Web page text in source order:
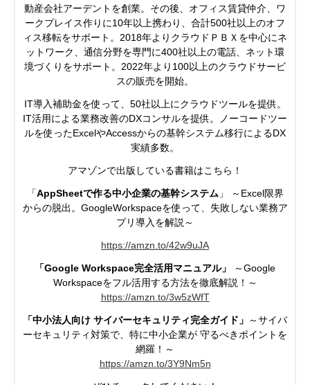
動産会社アーデントを創業。その後、オフィス賃貸仲介、ワ
ークプレイス作りに10年以上携わり、合計500社以上のオフ
ィス移転をサポート。2018年よりクラウドＰＢＸを中心にネ
ットワーク、通信分野を専門に400社以上の電話、ネット環
境づくりをサポート。2022年より100以上のクラウドサービ
スの販売を開始。
IT導入補助金を使って、50社以上にクラウドツールを提供。
IT活用による業務改善のDXコンサルを提供。ノーコードツー
ルを使ったExcelやAccessからの基幹システム移行によるDX
実績多数。
アマゾンで出版している書籍はこちら！
「AppSheetで作る中小企業の基幹システム 」 ～Excel限界
からの脱出。GoogleWorkspaceを使って、失敗しない業務ア
プリ導入を解説～
https://amzn.to/42w9uJA
「Google Workspace完全活用マニュアル」
～Google
Workspaceをフル活用する方法を徹底解説！～
https://amzn.to/3w5zWfT
「中小法人向け サイバーセキュリティ完全ガイド」
～サイバ
ーセキュリティ対策で、特に中小企業が 守るべきポイントを
網羅！～
https://amzn.to/3Y9Nm5n